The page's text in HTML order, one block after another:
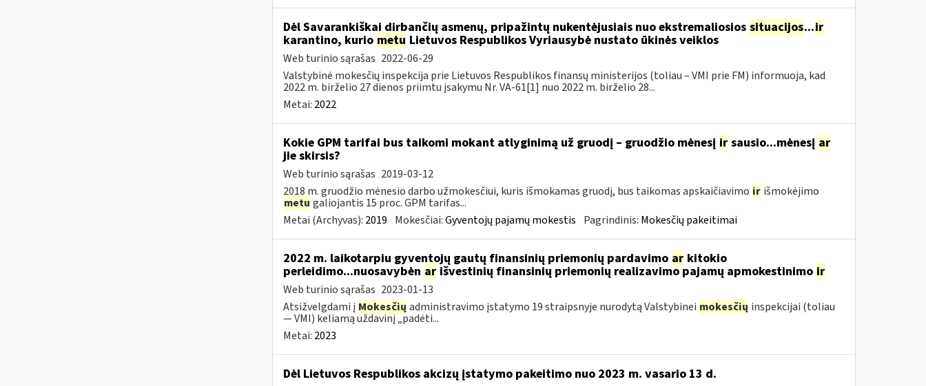
Dėl Savarankiškai dirbančių asmenų, pripažintų nukentėjusiais nuo ekstremaliosios situacijos...ir
karantino, kurio metu Lietuvos Respublikos Vyriausybė nustato ūkinės veiklos
Web turinio sąrašas 2022-06-29
Valstybinė mokesčių inspekcija prie Lietuvos Respublikos finansų ministerijos (toliau – VMI prie FM) informuoja, kad
2022 m. birželio 27 dienos priimtu įsakymu Nr. VA-61[1] nuo 2022 m. birželio 28...
Metai: 2022
Kokie GPM tarifai bus taikomi mokant atlyginimą už gruodį – gruodžio mėnesį irsausio...mėnesį ar
jie skirsis?
Web turinio sąrašas 2019-03-12
2018 m. gruodžio mėnesio darbo užmokesčiui, kuris išmokamas gruodį, bus taikomas apskaičiavimo ir išmokėjimo
metu galiojantis 15 proc. GPM tarifas...
Metai (Archyvas): 2019 Mokesčiai:Gyventojų pajamų mokestis Pagrindinis: Mokesčių pakeitimai
2022 m. laikotarpiu gyventojų gautų finansinių priemonių pardavimo arkitokio
perleidimo...nuosavybėn arišvestinių finansinių priemonių realizavimo pajamų apmokestinimo ir
Web turinio sąrašas 2023-01-13
Atsižvelgdami į Mokesčių administravimo įstatymo 19 straipsnyje nurodytą Valstybinei mokesčių inspekcijai (toliau
— VMI) keliamą uždavinį „padėti...
Metai: 2023
Dėl Lietuvos Respublikos akcizų įstatymo pakeitimo nuo 2023 m. vasario 13 d.